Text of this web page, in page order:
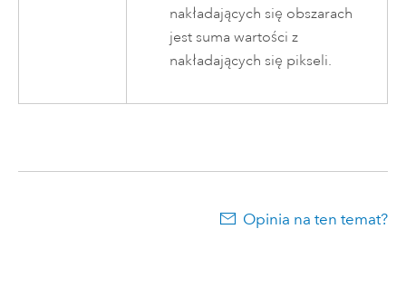
nakładających się obszarach
jest suma wartości z
nakładających się pikseli.
Opinia na ten temat?